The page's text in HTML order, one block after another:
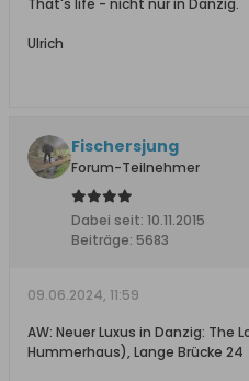
That's life - nicht nur in Danzig.
Ulrich
Fischersjung
Forum-Teilnehmer
Dabei seit: 10.11.2015
Beiträge: 5683
09.06.2024, 11:59
AW: Neuer Luxus in Danzig: The
Hummerhaus), Lange Brücke 24